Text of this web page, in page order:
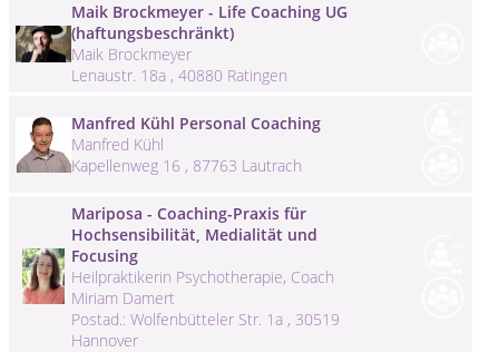
Maik Brockmeyer - Life Coaching UG
(haftungsbeschränkt)
Maik Brockmeyer
Lenaustr. 18a , 40880 Ratingen
Manfred Kühl Personal Coaching
Manfred Kühl
Kapellenweg 16 , 87763 Lautrach
Mariposa - Coaching-Praxis für
Hochsensibilität, Medialität und
Focusing
Heilpraktikerin Psychotherapie, Coach
Miriam Damert
Postad.: Wolfenbütteler Str. 1a , 30519
Hannover